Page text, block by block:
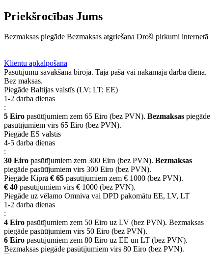
Priekšrocības Jums
Bezmaksas piegāde Bezmaksas atgriešana Droši pirkumi internetā
Klientu apkalpošana
Pasūtījumu savākšana birojā. Tajā pašā vai nākamajā darba dienā.
Bez maksas.
Piegāde Baltijas valstīs (LV; LT; EE)
1-2 darba dienas
:
5 Eiro pasūtījumiem zem 65 Eiro (bez PVN). Bezmaksas piegāde
pasūtījumiem virs 65 Eiro (bez PVN).
Piegāde ES valstīs
4-5 darba dienas
:
30 Eiro pasūtījumiem zem 300 Eiro (bez PVN). Bezmaksas
piegāde pasūtījumiem virs 300 Eiro (bez PVN).
Piegāde Kiprā € 65 pasutījumiem zem € 1000 (bez PVN).
€ 40 pasūtījumiem virs € 1000 (bez PVN).
Piegāde uz vēlamo Omniva vai DPD pakomātu EE, LV, LT
1-2 darba dienas
:
4 Eiro pasūtījumiem zem 50 Eiro uz LV (bez PVN). Bezmaksas
piegāde pasūtījumiem virs 50 Eiro (bez PVN).
6 Eiro pasūtījumiem zem 80 Eiro uz EE un LT (bez PVN).
Bezmaksas piegāde pasūtījumiem virs 80 Eiro (bez PVN).